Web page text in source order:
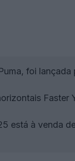
foi
Faster
está à venda